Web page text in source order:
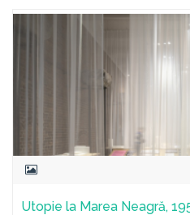
Utopie la Marea Neagră,